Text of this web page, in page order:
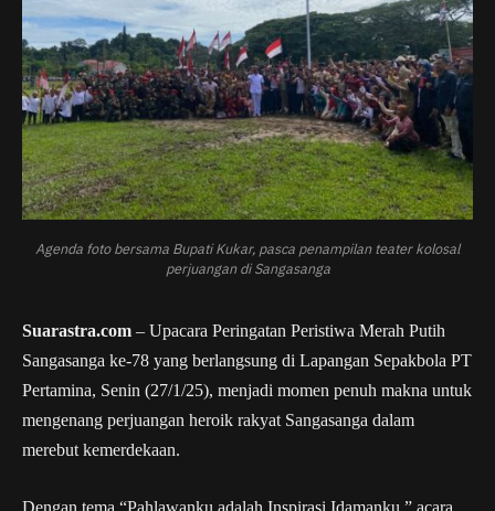
Agenda foto bersama Bupati Kukar, pasca penampilan teater kolosal
perjuangan di Sangasanga
Suarastra.com – Upacara Peringatan Peristiwa Merah Putih
Sangasanga ke-78 yang berlangsung di Lapangan Sepakbola PT
Pertamina, Senin (27/1/25), menjadi momen penuh makna untuk
mengenang perjuangan heroik rakyat Sangasanga dalam
merebut kemerdekaan.
Dengan tema “Pahlawanku adalah Inspirasi Idamanku,” acara